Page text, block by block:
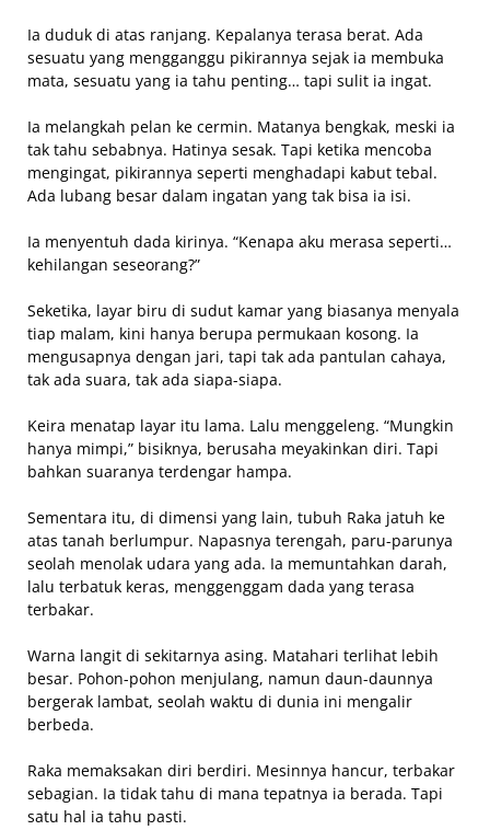
Ia duduk di atas ranjang. Kepalanya terasa berat. Ada
sesuatu yang mengganggu pikirannya sejak ia membuka
mata, sesuatu yang ia tahu penting… tapi sulit ia ingat.
Ia melangkah pelan ke cermin. Matanya bengkak, meski ia
tak tahu sebabnya. Hatinya sesak. Tapi ketika mencoba
mengingat, pikirannya seperti menghadapi kabut tebal.
Ada lubang besar dalam ingatan yang tak bisa ia isi.
Ia menyentuh dada kirinya. “Kenapa aku merasa seperti…
kehilangan seseorang?”
Seketika, layar biru di sudut kamar yang biasanya menyala
tiap malam, kini hanya berupa permukaan kosong. Ia
mengusapnya dengan jari, tapi tak ada pantulan cahaya,
tak ada suara, tak ada siapa-siapa.
Keira menatap layar itu lama. Lalu menggeleng. “Mungkin
hanya mimpi,” bisiknya, berusaha meyakinkan diri. Tapi
bahkan suaranya terdengar hampa.
Sementara itu, di dimensi yang lain, tubuh Raka jatuh ke
atas tanah berlumpur. Napasnya terengah, paru-parunya
seolah menolak udara yang ada. Ia memuntahkan darah,
lalu terbatuk keras, menggenggam dada yang terasa
terbakar.
Warna langit di sekitarnya asing. Matahari terlihat lebih
besar. Pohon-pohon menjulang, namun daun-daunnya
bergerak lambat, seolah waktu di dunia ini mengalir
berbeda.
Raka memaksakan diri berdiri. Mesinnya hancur, terbakar
sebagian. Ia tidak tahu di mana tepatnya ia berada. Tapi
satu hal ia tahu pasti.